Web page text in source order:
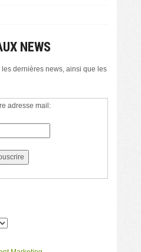
NEWS
dernières news, ainsi que les
adresse mail: